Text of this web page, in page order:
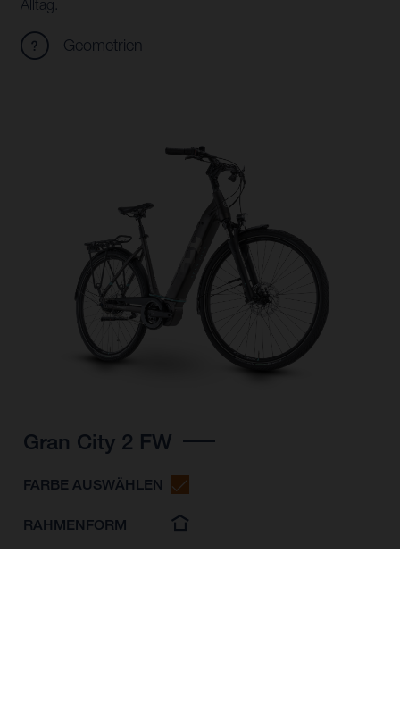
Alltag.
Geometrien
Gran City 2 FW
FARBE AUSWÄHLEN
RAHMENFORM